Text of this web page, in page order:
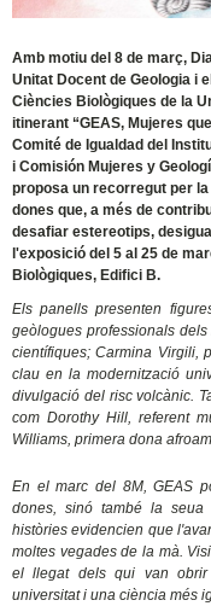
Amb motiu del 8 de març,
Unitat Docent de Geologia i
Ciències Biològiques de la
itinerant “GEAS, Mujeres
Comité de Igualdad del
i Comisión Mujeres y
proposa un recorregut per
dones que, a més de
desafiar estereotips,
l'exposició del 5 al 25 de
Biològiques, Edifici B.
Els panells presenten
geòlogues professionals
científiques; Carmina Virgili,
clau en la modernització
divulgació del risc volcànic.
com Dorothy Hill, referent
Williams, primera dona
En el marc del 8M, GEAS
dones, sinó també la seua
històries evidencien que
moltes vegades de la mà.
el llegat dels qui van
universitat i una ciència més